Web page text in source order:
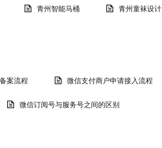
青州智能马桶 青州童袜设计
案流程 微信支付商户申请接入流程
微信订阅号与服务号之间的区别